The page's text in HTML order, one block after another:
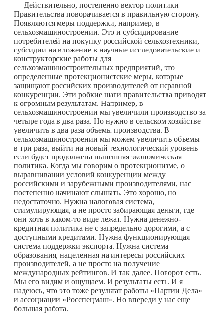
— Действительно, постепенно вектор политики
Правительства поворачивается в правильную сторону.
Появляются меры поддержки, например, в
сельхозмашиностроении. Это и субсидирование
потребителей на покупку российской сельхозтехники,
субсидии на вложение в научные исследовательские и
конструкторские работы для
сельхозмашиностроительных предприятий, это
определенные протекционистские меры, которые
защищают российских производителей от неравной
конкуренции. Эти робкие шаги правительства приводят
к огромным результатам. Например, в
сельхозмашиностроении мы увеличили производство за
четыре года в два раза. Но нужно в сельском хозяйстве
увеличить в два раза объемы производства. В
сельхозмашиностроении мы можем увеличить объемы
в три раза, выйти на новый технологический уровень —
если будет продолжена нынешняя экономическая
политика. Когда мы говорим о протекционизме, о
выравнивании условий конкуренции между
российскими и зарубежными производителями, нас
постепенно начинают слышать. Это хорошо, но
недостаточно. Нужна налоговая система,
стимулирующая, а не просто забирающая деньги, где
они хоть в каком-то виде лежат. Нужна денежно-
кредитная политика не с запредельно дорогими, а с
доступными кредитами. Нужна функционирующая
система поддержки экспорта. Нужна система
образования, нацеленная на интересы российских
производителей, а не просто на получение
международных рейтингов. И так далее. Поворот есть.
Мы его видим и ощущаем. И результаты есть. И я
надеюсь, что это тоже результат работы «Партии Дела»
и ассоциации «Росспецмаш». Но впереди у нас еще
большая работа.